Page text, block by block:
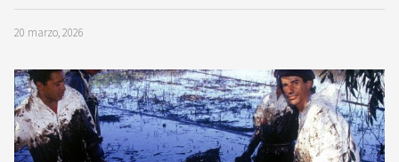
20 marzo, 2026